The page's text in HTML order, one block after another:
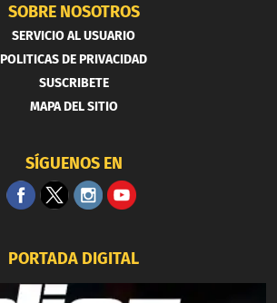
SOBRE NOSOTROS
SERVICIO AL USUARIO
POLITICAS DE PRIVACIDAD
SUSCRIBETE
MAPA DEL SITIO
SÍGUENOS EN
PORTADA DIGITAL